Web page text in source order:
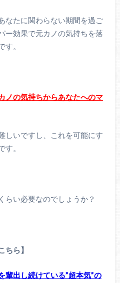
なたに関わらない期間を過ご
ー効果で元カノの気持ちを落
。
ノの気持ちからあなたへのマ
しいですし、これを可能にす
。
らい必要なのでしょうか？
ちら】
輩出し続けている”超本気”の